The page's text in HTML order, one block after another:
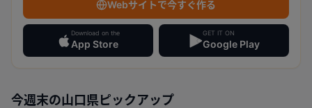
Webサイトで今すぐ作る
Download on the
App Store
GET IT ON
Google Play
今週末の山口県 ピックアップ